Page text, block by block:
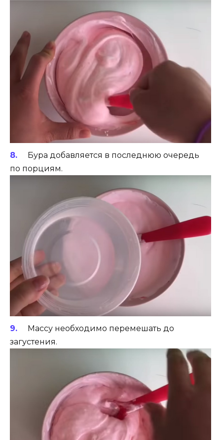
Бура добавляется в последнюю очередь
по порциям.
Массу необходимо перемешать до
загустения.